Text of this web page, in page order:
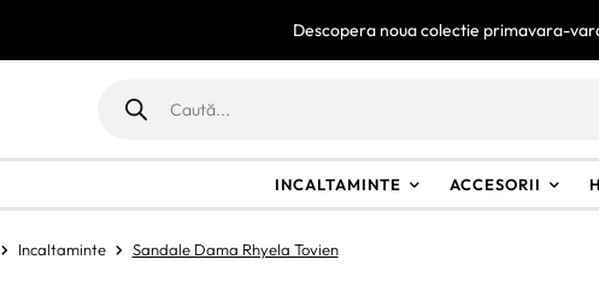
Descopera noua colectie primavara-
search
INCALTAMINTE ACCESORII
Incaltaminte Sandale Dama Rhyela Tovien